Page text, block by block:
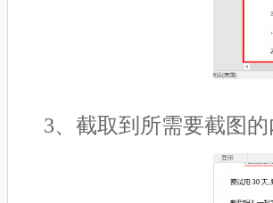
3、截取到所需要截图